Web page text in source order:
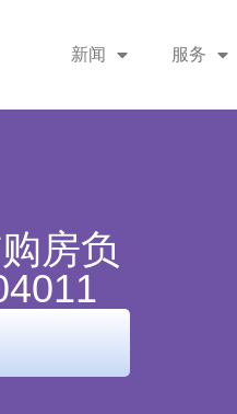
新闻 服务
房负